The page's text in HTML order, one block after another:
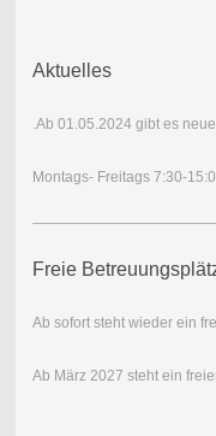
Aktuelles
.Ab 01.05.2024 gibt es
Montags- Freitags 7:30-
Freie
Ab sofort steht wieder ein
Ab März 2027 steht ein